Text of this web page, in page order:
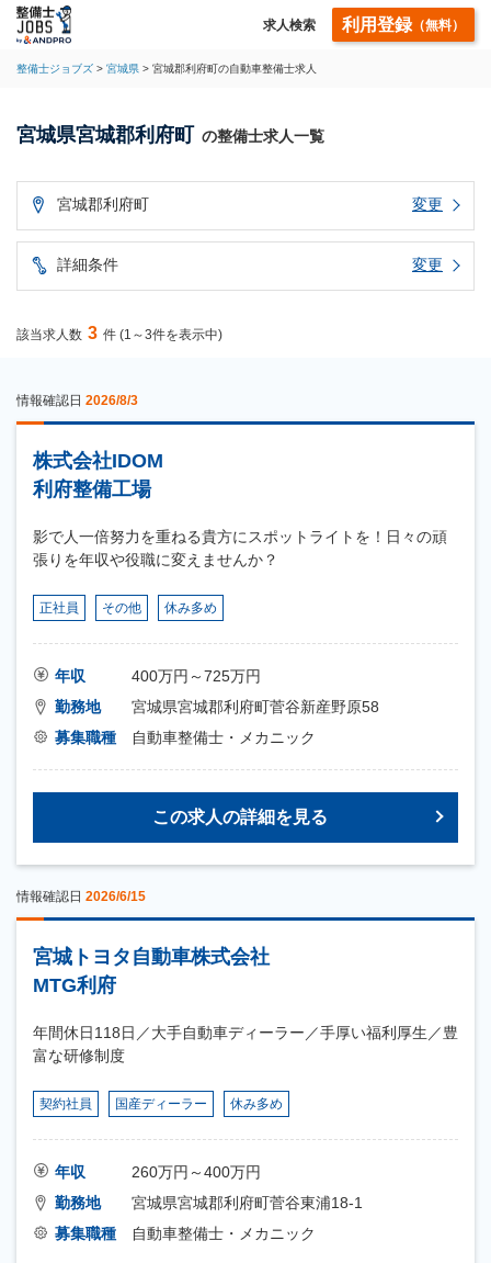
求人検索 利用登録（無料）
整備士ジョブズ 宮城県 宮城郡利府町の自動車整備士求人
宮城県宮城郡利府町 の整備士求人一覧
宮城郡利府町 変更
詳細条件 変更
該当求人数 3 件 (1～3件を表示中)
情報確認日 2026/8/3
株式会社IDOM
利府整備工場
影で人一倍努力を重ねる貴方にスポットライトを！日々の頑
張りを年収や役職に変えませんか？
正社員 その他 休み多め
年収
400万円～725万円
勤務地
宮城県宮城郡利府町菅谷新産野原58
募集職種
自動車整備士・メカニック
この求人の詳細を見る
情報確認日 2026/6/15
宮城トヨタ自動車株式会社
MTG利府
年間休日118日／大手自動車ディーラー／手厚い福利厚生／豊
富な研修制度
契約社員 国産ディーラー 休み多め
年収
260万円～400万円
勤務地
宮城県宮城郡利府町菅谷東浦18-1
募集職種
自動車整備士・メカニック